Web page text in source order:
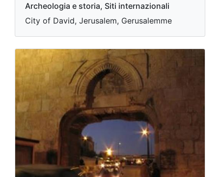
Archeologia e storia, Siti internazionali
City of David, Jerusalem, Gerusalemme